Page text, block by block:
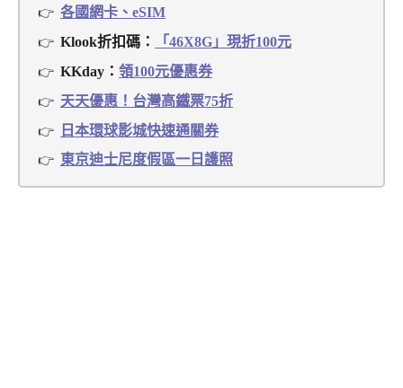
各國網卡、eSIM
Klook折扣碼：
「46X8G」現折100元
KKday： 領100元優惠券
天天優惠！台灣高鐵票75折
日本環球影城快速通關券
東京迪士尼度假區一日護照